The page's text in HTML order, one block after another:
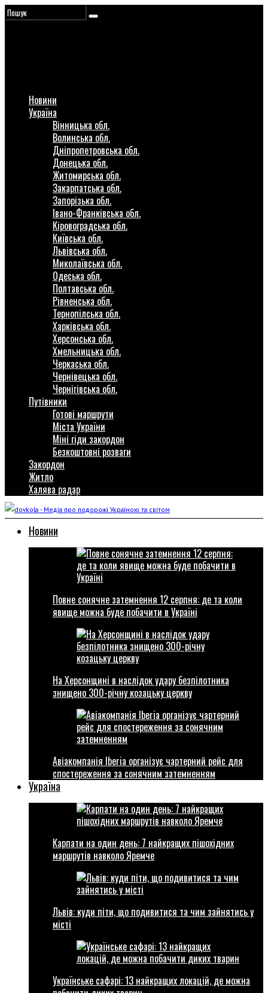
Новини
Україна
Вінницька обл.
Волинська обл.
Дніпропетровська обл.
Донецька обл.
Житомирська обл.
Закарпатська обл.
Запорізька обл.
Івано-Франківська обл.
Кіровоградська обл.
Київська обл.
Львівська обл.
Миколаївська обл.
Одеська обл.
Полтавська обл.
Рівненська обл.
Тернопілська обл.
Харківська обл.
Херсонська обл.
Хмельницька обл.
Черкаська обл.
Чернівецька обл.
Чернігівська обл.
Путівники
Готові маршрути
Міста України
Міні гіди закордон
Безкоштовні розваги
Закордон
Житло
Халява радар
Новини
Повне сонячне затемнення 12 серпня: де та коли
явище можна буде побачити в Україні
На Херсонщині в наслідок удару безпілотника
знищено 300-річну козацьку церкву
Авіакомпанія Iberia організує чартерний рейс для
спостереження за сонячним затемненням
Україна
Карпати на один день: 7 найкращих пішохідних
маршрутів навколо Яремче
Львів: куди піти, що подивитися та чим зайнятись у
місті
Українське сафарі: 13 найкращих локацій, де можна